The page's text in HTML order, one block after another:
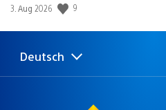
Veröffentlichungsdatum:
3. Aug 2026 9
Select
Aktuelle
Deutsch